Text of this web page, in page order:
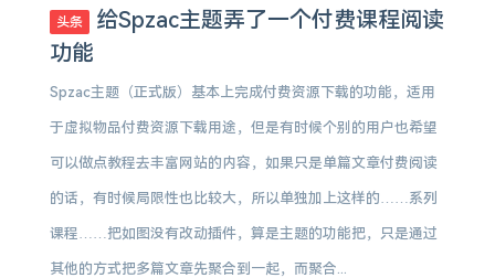
头条
给Spzac主题弄了一个付费课程阅读
功能
Spzac主题（正式版）基本上完成付费资源下载的功能，适用
于虚拟物品付费资源下载用途，但是有时候个别的用户也希望
可以做点教程去丰富网站的内容，如果只是单篇文章付费阅读
的话，有时候局限性也比较大，所以单独加上这样的……系列
课程……把如图没有改动插件，算是主题的功能把，只是通过
其他的方式把多篇文章先聚合到一起，而聚合...